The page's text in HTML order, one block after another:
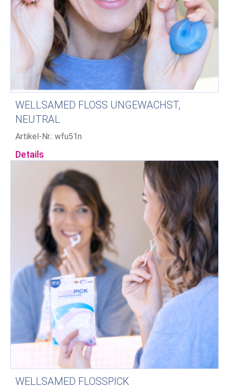
WELLSAMED FLOSS UNGEWACHST,
NEUTRAL
Artikel-Nr.: wfu51n
Details
WELLSAMED FLOSSPICK